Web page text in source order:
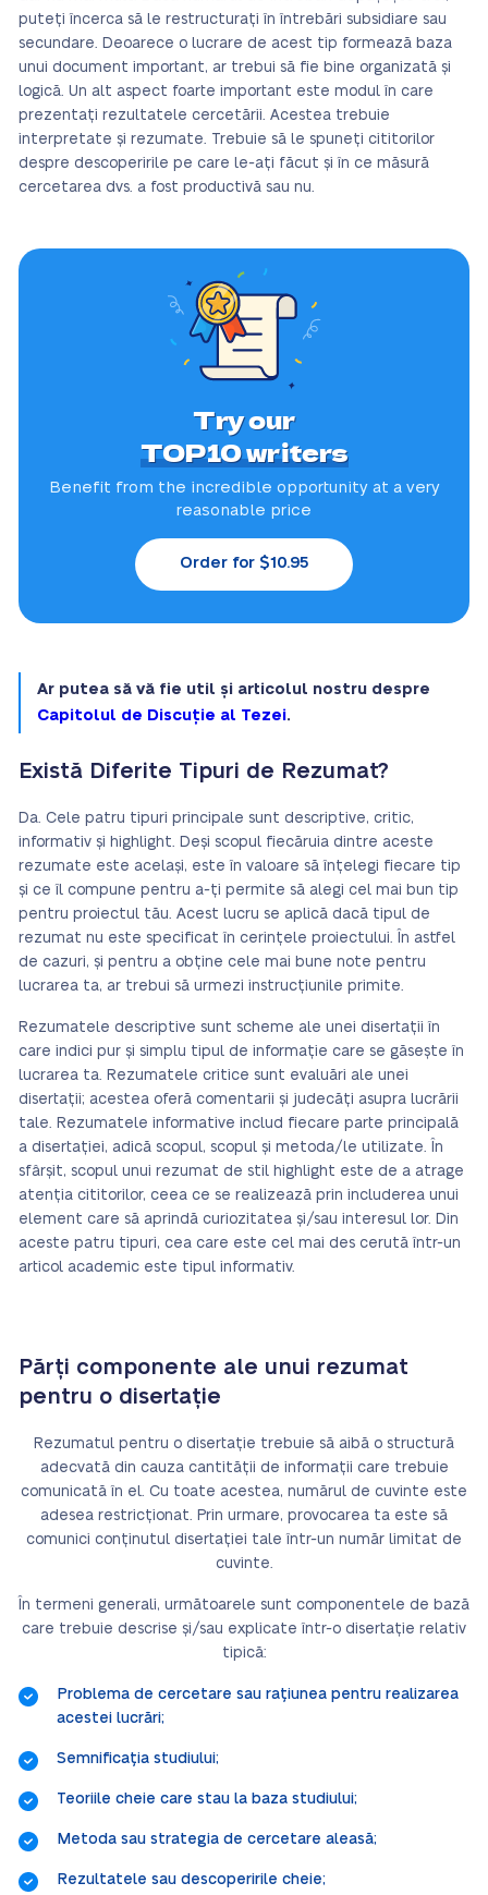
puteți încerca să le restructurați în întrebări subsidiare sau
secundare. Deoarece o lucrare de acest tip formează baza
unui document important, ar trebui să fie bine organizată și
logică. Un alt aspect foarte important este modul în care
prezentați rezultatele cercetării. Acestea trebuie
interpretate și rezumate. Trebuie să le spuneți cititorilor
despre descoperirile pe care le-ați făcut și în ce măsură
cercetarea dvs. a fost productivă sau nu.
Try our
TOP10 writers
Benefit from the incredible opportunity at a very
reasonable price
Order for $10.95
Ar putea să vă fie util și articolul nostru despre
Capitolul de Discuție al Tezei.
Există Diferite Tipuri de Rezumat?
Da. Cele patru tipuri principale sunt descriptive, critic,
informativ și highlight. Deși scopul fiecăruia dintre aceste
rezumate este același, este în valoare să înțelegi fiecare tip
și ce îl compune pentru a-ți permite să alegi cel mai bun tip
pentru proiectul tău. Acest lucru se aplică dacă tipul de
rezumat nu este specificat în cerințele proiectului. În astfel
de cazuri, și pentru a obține cele mai bune note pentru
lucrarea ta, ar trebui să urmezi instrucțiunile primite.
Rezumatele descriptive sunt scheme ale unei disertații în
care indici pur și simplu tipul de informație care se găsește în
lucrarea ta. Rezumatele critice sunt evaluări ale unei
disertații; acestea oferă comentarii și judecăți asupra lucrării
tale. Rezumatele informative includ fiecare parte principală
a disertației, adică scopul, scopul și metoda/le utilizate. În
sfârșit, scopul unui rezumat de stil highlight este de a atrage
atenția cititorilor, ceea ce se realizează prin includerea unui
element care să aprindă curiozitatea și/sau interesul lor. Din
aceste patru tipuri, cea care este cel mai des cerută într-un
articol academic este tipul informativ.
Părți componente ale unui rezumat
pentru o disertație
Rezumatul pentru o disertație trebuie să aibă o structură
adecvată din cauza cantității de informații care trebuie
comunicată în el. Cu toate acestea, numărul de cuvinte este
adesea restricționat. Prin urmare, provocarea ta este să
comunici conținutul disertației tale într-un număr limitat de
cuvinte.
În termeni generali, următoarele sunt componentele de bază
care trebuie descrise și/sau explicate într-o disertație relativ
tipică:
Problema de cercetare sau rațiunea pentru realizarea
acestei lucrări;
Semnificația studiului;
Teoriile cheie care stau la baza studiului;
Metoda sau strategia de cercetare aleasă;
Rezultatele sau descoperirile cheie;